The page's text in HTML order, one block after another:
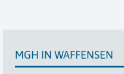
MGH IN WAFFENSEN